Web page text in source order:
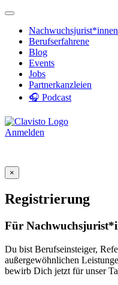
Nachwuchsjurist*innen
Berufserfahrene
Blog
Events
Jobs
Partnerkanzleien
🎧 Podcast
Anmelden
×
Registrierung
Für
Du bist Berufseinsteiger,
außergewöhnlichen
bewirb Dich jetzt für unser